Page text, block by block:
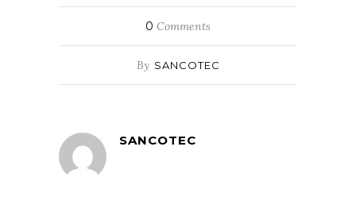
0 Comments
By SANCOTEC
SANCOTEC